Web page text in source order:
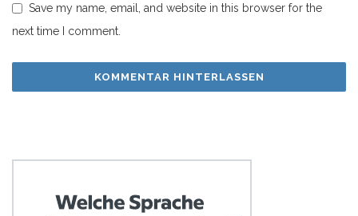
Save my name, email, and website in this browser for the
next time I comment.